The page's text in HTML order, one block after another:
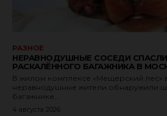
РАЗНОЕ
НЕРАВНОДУШНЫЕ СОСЕДИ
РАСКАЛЁННОГО БАГАЖНИКА В
В жилом комплексе «Мещерский лес»
неравнодушные жители обнаружили
багажнике...
4 августа 2026